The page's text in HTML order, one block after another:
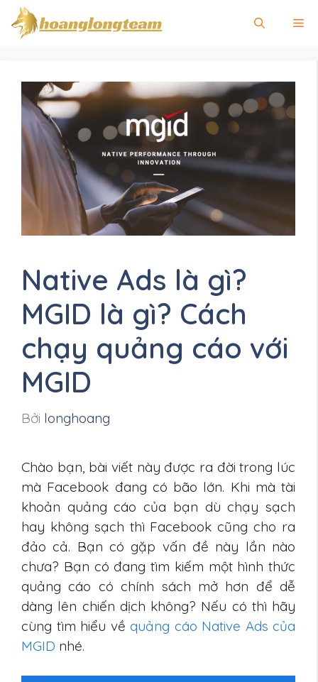
Chuyển
đến
Native Ads là gì?
MGID là gì? Cách
chạy quảng cáo với
MGID
Bởi longhoang
Chào bạn, bài viết này được ra đời trong lúc
mà Facebook đang có bão lớn. Khi mà tài
khoản quảng cáo của bạn dù chạy sạch
hay không sạch thì Facebook cũng cho ra
đảo cả. Bạn có gặp vấn đề này lần nào
chưa? Bạn có đang tìm kiếm một hình thức
quảng cáo có chính sách mở hơn để dễ
dàng lên chiến dịch không? Nếu có thì hãy
cùng tìm hiểu về quảng cáo Native Ads của
MGID nhé.